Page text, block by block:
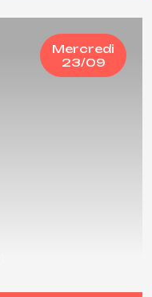
Mercredi
23/09